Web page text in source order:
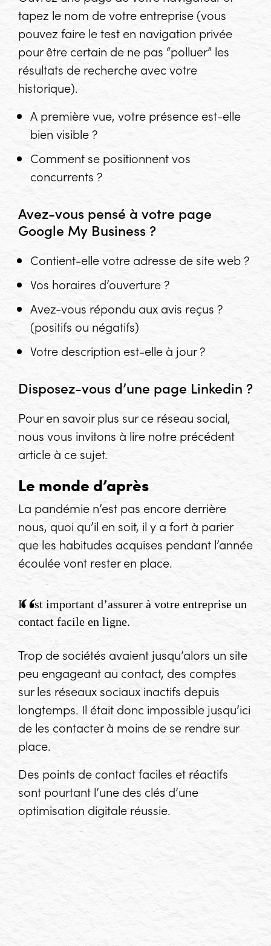
tapez le nom de votre entreprise (vous
pouvez faire le test en navigation privée
pour être certain de ne pas “polluer” les
résultats de recherche avec votre
historique).
A première vue, votre présence est-elle
bien visible ?
Comment se positionnent vos
concurrents ?
Avez-vous pensé à votre page
Google My Business ?
Contient-elle votre adresse de site web ?
Vos horaires d’ouverture ?
Avez-vous répondu aux avis reçus ?
(positifs ou négatifs)
Votre description est-elle à jour ?
Disposez-vous d’une page Linkedin ?
Pour en savoir plus sur ce réseau social,
nous vous invitons à lire notre précédent
article à ce sujet.
Le monde d’après
La pandémie n’est pas encore derrière
nous, quoi qu’il en soit, il y a fort à parier
que les habitudes acquises pendant l’année
écoulée vont rester en place.
Il est important d’assurer à votre entreprise un
contact facile en ligne.
Trop de sociétés avaient jusqu’alors un site
peu engageant au contact, des comptes
sur les réseaux sociaux inactifs depuis
longtemps. Il était donc impossible jusqu’ici
de les contacter à moins de se rendre sur
place.
Des points de contact faciles et réactifs
sont pourtant l’une des clés d’une
optimisation digitale réussie.
PARTAGER L’ARTICLE
Partager sur Facebook
Partager sur LinkedIn
Et pour ne rien louper de nos
actualités, suivez-nous sur les